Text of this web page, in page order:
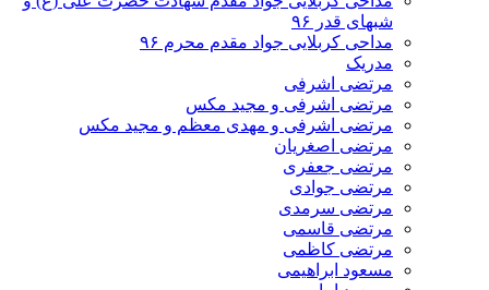
شبهای قدر ۹۶
مداحی کربلایی جواد مقدم محرم ۹۶
مدریک
مرتضی اشرفی
مرتضی اشرفی و مجید مکس
مرتضی اشرفی و مهدی معظم و مجید مکس
مرتضی اصغریان
مرتضی جعفری
مرتضی جوادی
مرتضی سرمدی
مرتضی قاسمی
مرتضی کاظمی
مسعود ابراهیمی